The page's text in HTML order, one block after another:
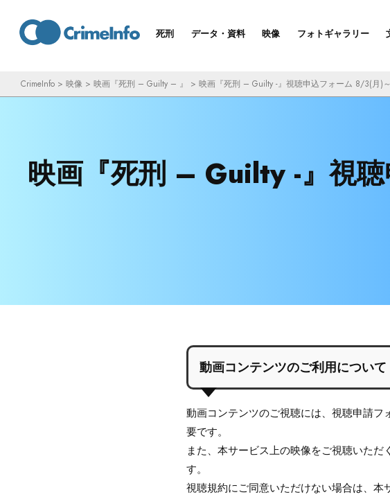
ツ
死刑 データ・資料 映像 フォトギャラリー
CrimeInfo > 映像 > 映画『死刑 – Guilty – 』 > 映画『死刑 – Guilty -』視聴申込フォーム 8/3(月)
映画『死刑 – Guilty -』視
動画コンテンツのご利用について
動画コンテンツのご視聴には、視聴申請フ
要です。
また、本サービス上の映像をご視聴いた
す。
視聴規約にご同意いただけない場合は、本